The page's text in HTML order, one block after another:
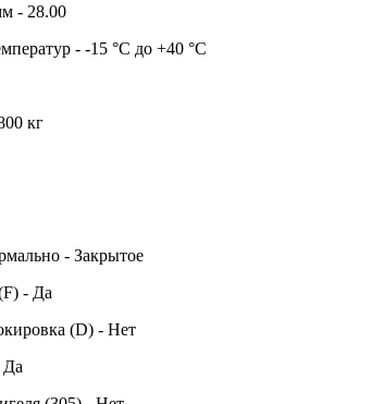
- 28.00
- -15 °C до +40 °C
кг
- Закрытое
- Да
(D) - Нет
Да